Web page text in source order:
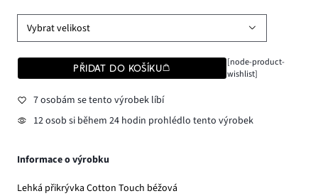
Vybrat velikost
PŘIDAT DO KOŠÍKU
[node-product-
wishlist]
7 osobám se tento výrobek líbí
12 osob si během 24 hodin prohlédlo tento výrobek
Informace o výrobku
Lehká přikrývka Cotton Touch béžová